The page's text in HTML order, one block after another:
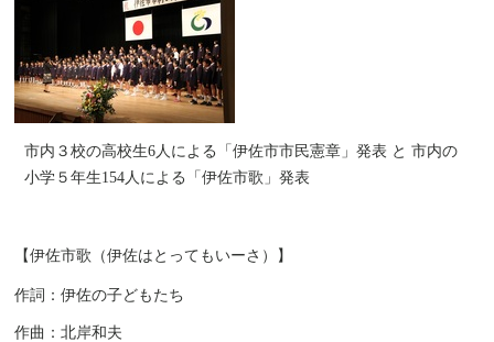
市内３校の高校生6人による「伊佐市市民憲章」発表 と 市内の
小学５年生154人による「伊佐市歌」発表
【伊佐市歌（伊佐はとってもいーさ）】
作詞：伊佐の子どもたち
作曲：北岸和夫